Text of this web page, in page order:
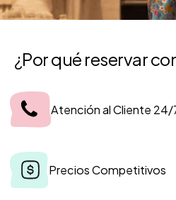
¿Por qué reservar
Atención al Cliente 24/
Precios Competitivos